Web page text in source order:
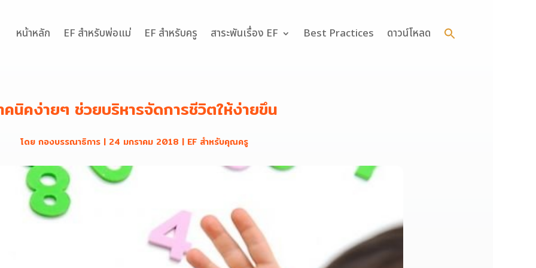
หน้าหลัก EF สำหรับพ่อแม่ EF สำหรับครู สาระพันเรื่อง EF Best Practices ดาวน์โหลด
คนิคง่ายๆ ช่วยบริหารจัดการชีวิตให้ง่ายขึ้น
โดย กองบรรณาธิการ| 24 มกราคม 2018 | EF สำหรับคุณครู